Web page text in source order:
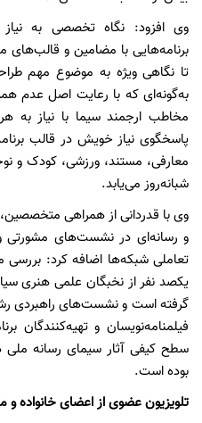
وی افزود: نگاه تخصصی به
برنامه‌هایی با مضامین و
تا نگاهی ویژه به موضوع مهم
به‌گونه‌ای که با رعایت اصل عدم
مخاطب ارجمند سیما با نیاز به
پاسخگوی نیاز خویش در قالب
معارفی، مستند، ورزشی، کودک و
شبانه‌روز می‌یابد.
وی با قدردانی از همراهی
و رسانه‌ای در نشست‌های مشورتی
تعاملی شبکه‌ها اضافه کرد:
یکصد نفر از نخبگان علمی هنری
گرفته است و نشست‌های راهبردی رشد
فیلمنامه‌نویسان و تهیه‌کنندگان
سطح کیفی آثار سیمای رسانه ملی
بوده است.
تلویزیون عضوی از اعضای خانواده